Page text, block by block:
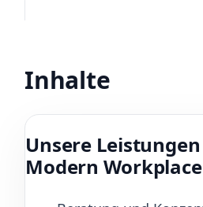
Inhalte
Unsere
Modern Workplace